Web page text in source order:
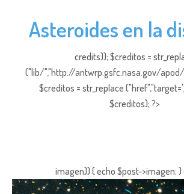
Asteroides en la
credits)); $creditos =
("lib/","http://antwrp.gsfc.nasa.gov/
$creditos = str_replace
$creditos); ?>
imagen)) { echo $post->imagen; }